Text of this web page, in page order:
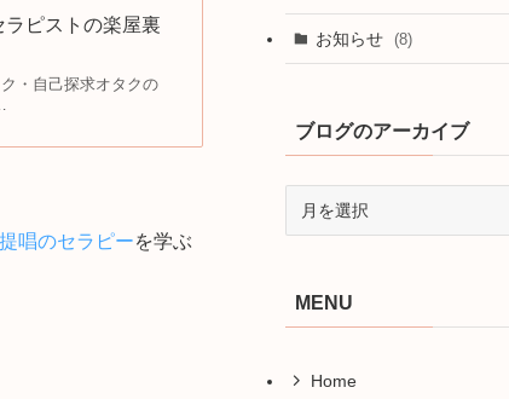
ピストの楽屋裏
・自己探求オタクの
唱のセラピーを学ぶ
お知らせ (8)
ブログのアーカイブ
ア
ー
イ
MENU
Home